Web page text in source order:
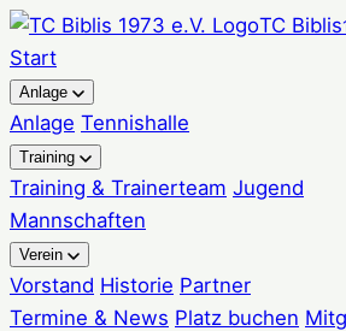
Zum
Inhalt
springen
TC Biblis
Start
Anlage
Anlage Tennishalle
Training
Training & Trainerteam Jugend
Mannschaften
Verein
Vorstand Historie Partner
Termine & News Platz buchen